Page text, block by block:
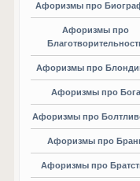
Афоризмы про
Афоризмы про
Афоризмы про
Афоризмы про Бога
Афоризмы про
Афоризмы про
Афоризмы про